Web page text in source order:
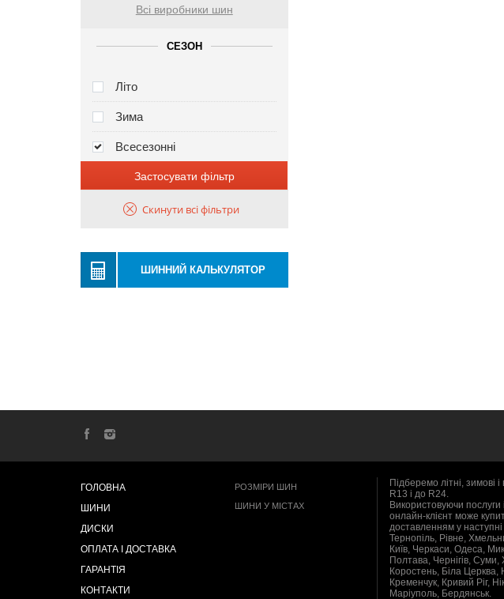
Всі виробники шин
СЕЗОН
Літо
Зима
Всесезонні
Застосувати фільтр
Скинути всі фільтри
ШИННИЙ КАЛЬКУЛЯТОР
ГОЛОВНА
ШИНИ
ДИСКИ
ОПЛАТА І ДОСТАВКА
ГАРАНТІЯ
КОНТАКТИ
РОЗМІРИ ШИН
ШИНИ У МІСТАХ
Підберемо літні, зимові
R13 і до R24.
Використовуючи
онлайн-клієнт може
доставленням у наступні
Тернопіль, Рівне,
Київ, Черкаси, Одеса,
Полтава, Чернігів, Суми,
Коростень, Біла
Кременчук, Кривий Ріг,
Маріуполь, Бердянськ.